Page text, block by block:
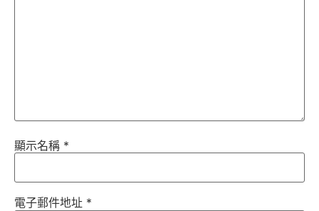
顯示名稱 *
電子郵件地址 *